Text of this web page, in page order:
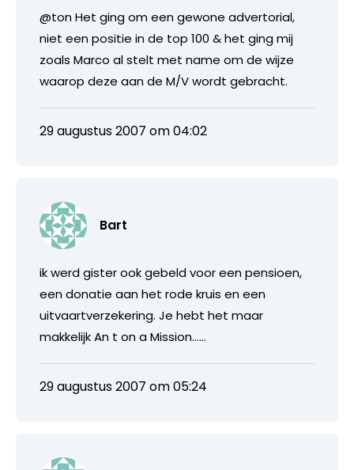
@ton Het ging om een gewone advertorial,
niet een positie in de top 100 & het ging mij
zoals Marco al stelt met name om de wijze
waarop deze aan de M/V wordt gebracht.
29 augustus 2007 om 04:02
Bart
ik werd gister ook gebeld voor een pensioen,
een donatie aan het rode kruis en een
uitvaartverzekering. Je hebt het maar
makkelijk An t on a Mission……
29 augustus 2007 om 05:24